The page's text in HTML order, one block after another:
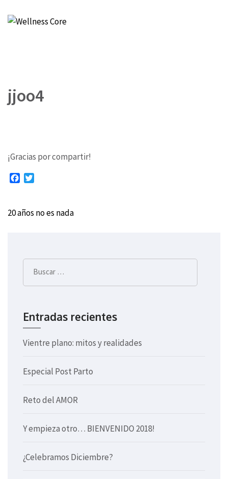
jjoo4
¡Gracias por compartir!
Facebook
20 años no es nada
Buscar:
Entradas recientes
Vientre plano: mitos y realidades
Especial Post Parto
Reto del AMOR
Y empieza otro… BIENVENIDO 2018!
¿Celebramos Diciembre?